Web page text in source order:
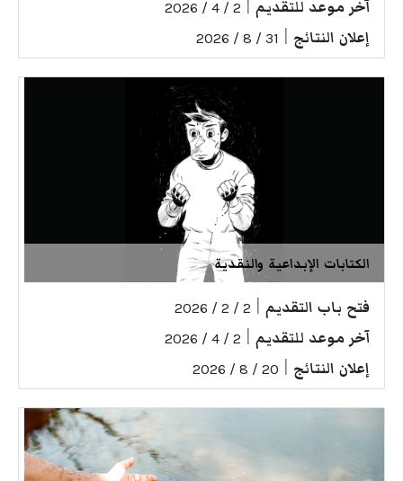
آخر موعد للتقديم 2 / 4 / 2026
إعلان النتائج 31 / 8 / 2026
الكتابات الإبداعية والنقدية
فتح باب التقديم 2 / 2 / 2026
آخر موعد للتقديم 2 / 4 / 2026
إعلان النتائج 20 / 8 / 2026